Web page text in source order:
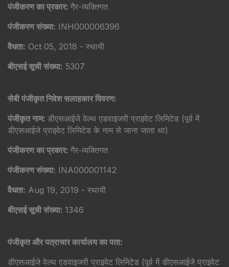
पंजीकरण का प्रकार: गैर-व्यक्तिगत
पंजीकरण संख्या: INH000006396
वैधता: Oct 05, 2018 - स्थायी
बीएसई सूची संख्या: 5307
सेबी पंजीकृत निवेश सलाहकार विवरण:
पंजीकृत नाम: डीएसआईजे वेल्थ एडवाइजरी प्राइवेट लिमिटेड (पूर्व में
डीएसआईजे प्राइवेट लिमिटेड के नाम से जाना जाता था)
पंजीकरण का प्रकार: गैर-व्यक्तिगत
पंजीकरण संख्या: INA000001142
वैधता: Aug 19, 2019 - स्थायी
बीएसई सूची संख्या: 1346
पंजीकृत और पत्राचार कार्यालय का पता:
डीएसआईजे वेल्थ एडवाइजरी प्राइवेट लिमिटेड (पूर्व में डीएसआईजे प्राइवेट